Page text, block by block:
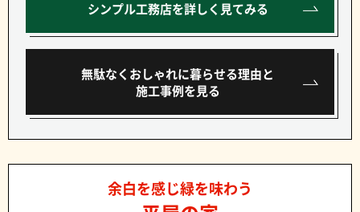
シンプル工務店を詳しく見てみる
無駄なくおしゃれに暮らせる理由と
施工事例を見る
余白を感じ緑を味わう